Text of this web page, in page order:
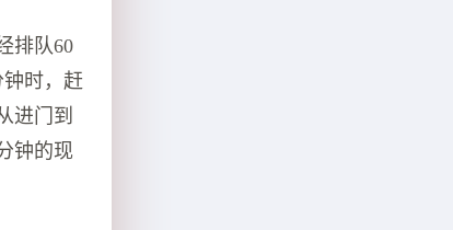
排队60
时，赶
进门到
钟的现